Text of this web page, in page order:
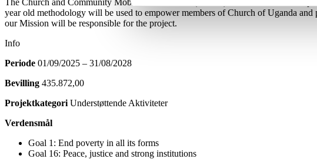
The Church and Community Mobilization Process (CCMP) aims for all involved
year old methodology will be used to empower members of Church of Uganda
our Mission will be responsible for the project.
Info
Periode 01/09/2025 – 31/08/2028
Bevilling 435.872,00
Projektkategori Understøttende Aktiviteter
Verdensmål
Goal 1: End poverty in all its forms
Goal 16: Peace, justice and strong institutions